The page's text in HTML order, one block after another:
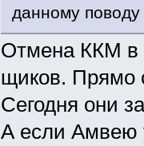
данному
Отмена ККМ в
щиков. Прямо
Сегодня они
А если Амвею